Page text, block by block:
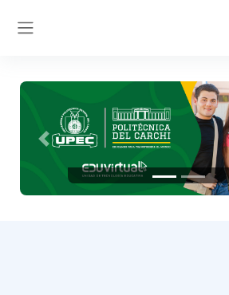
Anterior